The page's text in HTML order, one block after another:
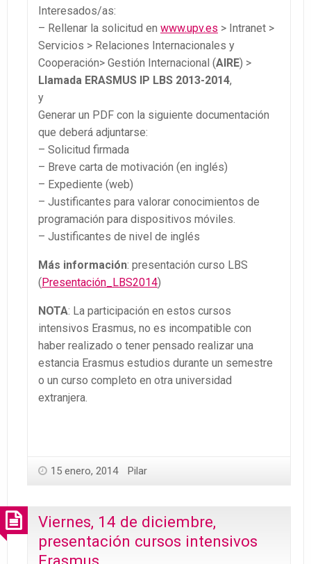
Interesados/as:
– Rellenar la solicitud en www.upv.es > Intranet >
Servicios > Relaciones Internacionales y
Cooperación> Gestión Internacional (AIRE) >
Llamada ERASMUS IP LBS 2013-2014,
y
Generar un PDF con la siguiente documentación
que deberá adjuntarse:
– Solicitud firmada
– Breve carta de motivación (en inglés)
– Expediente (web)
– Justificantes para valorar conocimientos de
programación para dispositivos móviles.
– Justificantes de nivel de inglés
Más información: presentación curso LBS
( Presentación_LBS2014)
NOTA: La participación en estos cursos
intensivos Erasmus, no es incompatible con
haber realizado o tener pensado realizar una
estancia Erasmus estudios durante un semestre
o un curso completo en otra universidad
extranjera.
15 enero, 2014 Pilar
Viernes, 14 de diciembre,
presentación cursos intensivos